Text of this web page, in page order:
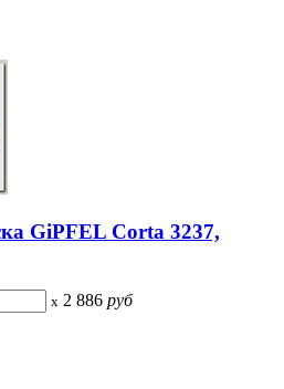
GiPFEL Corta 3237,
x 2 886 руб